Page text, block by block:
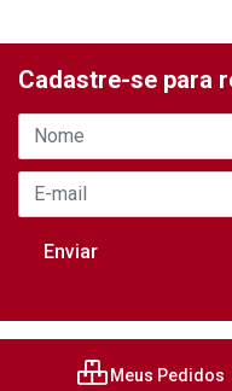
Cadastre-se para
Meus Pedidos